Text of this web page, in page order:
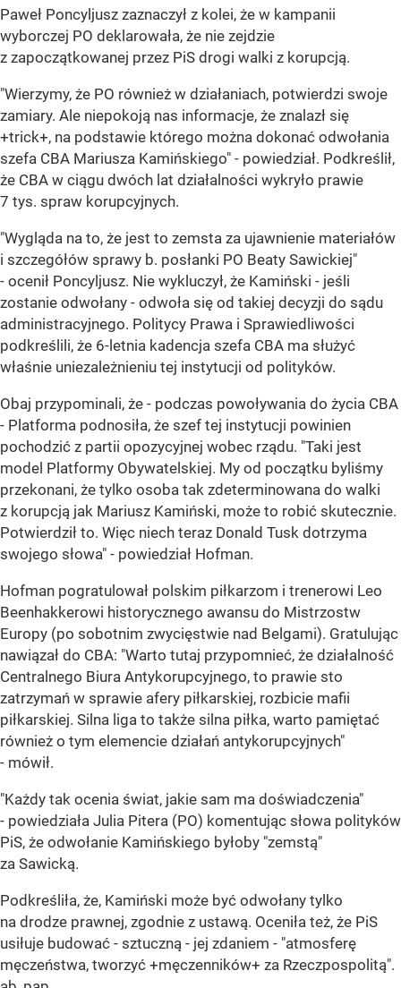
Paweł Poncyljusz zaznaczył z kolei, że w kampanii
wyborczej PO deklarowała, że nie zejdzie
z zapoczątkowanej przez PiS drogi walki z korupcją.
"Wierzymy, że PO również w działaniach, potwierdzi swoje
zamiary. Ale niepokoją nas informacje, że znalazł się
+trick+, na podstawie którego można dokonać odwołania
szefa CBA Mariusza Kamińskiego" - powiedział. Podkreślił,
że CBA w ciągu dwóch lat działalności wykryło prawie
7 tys. spraw korupcyjnych.
"Wygląda na to, że jest to zemsta za ujawnienie materiałów
i szczegółów sprawy b. posłanki PO Beaty Sawickiej"
- ocenił Poncyljusz. Nie wykluczył, że Kamiński - jeśli
zostanie odwołany - odwoła się od takiej decyzji do sądu
administracyjnego. Politycy Prawa i Sprawiedliwości
podkreślili, że 6-letnia kadencja szefa CBA ma służyć
właśnie uniezależnieniu tej instytucji od polityków.
Obaj przypominali, że - podczas powoływania do życia CBA
- Platforma podnosiła, że szef tej instytucji powinien
pochodzić z partii opozycyjnej wobec rządu. "Taki jest
model Platformy Obywatelskiej. My od początku byliśmy
przekonani, że tylko osoba tak zdeterminowana do walki
z korupcją jak Mariusz Kamiński, może to robić skutecznie.
Potwierdził to. Więc niech teraz Donald Tusk dotrzyma
swojego słowa" - powiedział Hofman.
Hofman pogratulował polskim piłkarzom i trenerowi Leo
Beenhakkerowi historycznego awansu do Mistrzostw
Europy (po sobotnim zwycięstwie nad Belgami). Gratulując
nawiązał do CBA: "Warto tutaj przypomnieć, że działalność
Centralnego Biura Antykorupcyjnego, to prawie sto
zatrzymań w sprawie afery piłkarskiej, rozbicie mafii
piłkarskiej. Silna liga to także silna piłka, warto pamiętać
również o tym elemencie działań antykorupcyjnych"
- mówił.
"Każdy tak ocenia świat, jakie sam ma doświadczenia"
- powiedziała Julia Pitera (PO) komentując słowa polityków
PiS, że odwołanie Kamińskiego byłoby "zemstą"
za Sawicką.
Podkreśliła, że, Kamiński może być odwołany tylko
na drodze prawnej, zgodnie z ustawą. Oceniła też, że PiS
usiłuje budować - sztuczną - jej zdaniem - "atmosferę
męczeństwa, tworzyć +męczenników+ za Rzeczpospolitą".